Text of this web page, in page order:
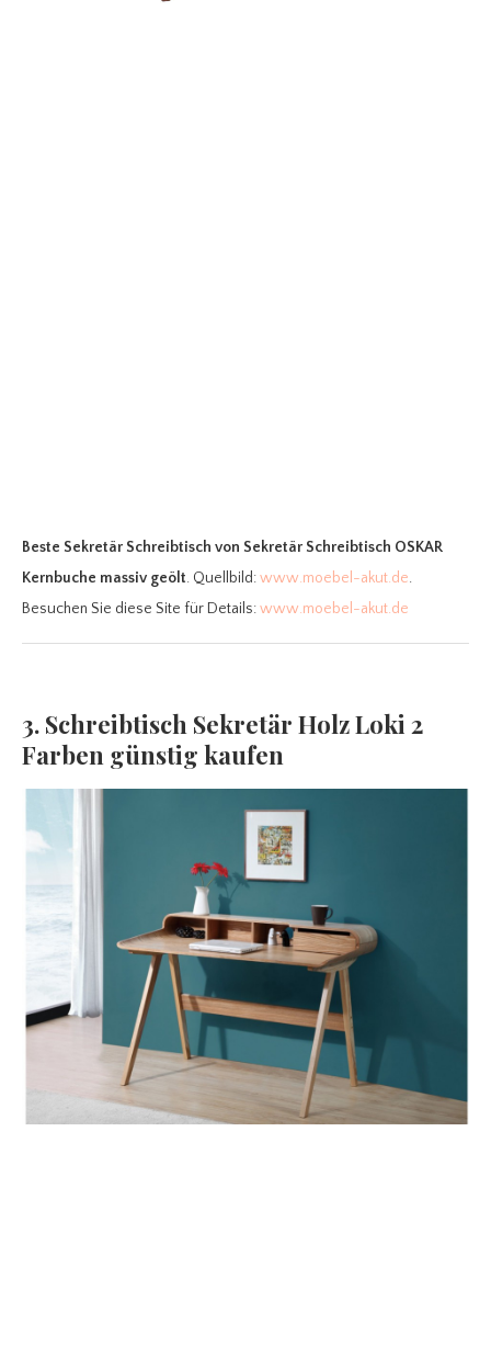
Beste Sekretär Schreibtisch von Sekretär Schreibtisch OSKAR
Kernbuche massiv geölt. Quellbild:www.moebel-akut.de.
Besuchen Sie diese Site für Details:www.moebel-akut.de
3. Schreibtisch Sekretär Holz Loki 2
Farben günstig kaufen